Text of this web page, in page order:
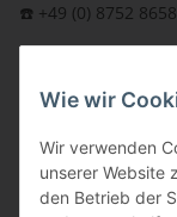
☎️ +49 (0) 8752
oder über unser
BFT -
Wie wir
Wir verwenden
unserer Website
den Betrieb der